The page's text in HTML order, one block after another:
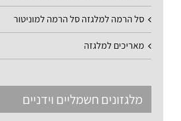
סל הרמה למלגזה סל הרמה למוניטור
מאריכים למלגזה
מלגזונים חשמליים וידניים